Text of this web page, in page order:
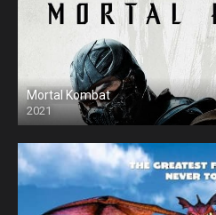
Mortal Kombat
2021